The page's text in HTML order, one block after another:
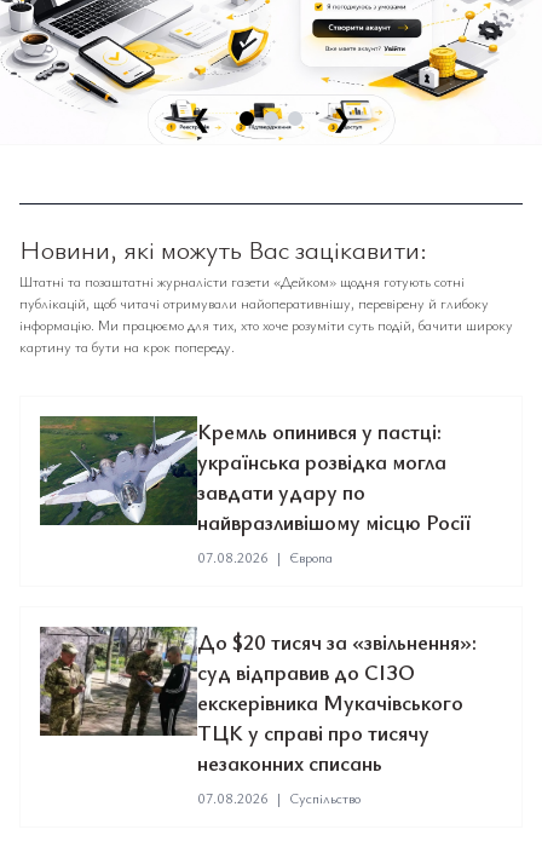
❮ ❯
Новини, які можуть Вас зацікавити:
Штатні та позаштатні журналісти газети «Дейком» щодня готують сотні
публікацій, щоб читачі отримували найоперативнішу, перевірену й глибоку
інформацію. Ми працюємо для тих, хто хоче розуміти суть подій, бачити широку
картину та бути на крок попереду.
Кремль опинився у пастці:
українська розвідка могла
завдати удару по
найвразливішому місцю Росії
07.08.2026 | Європа
До $20 тисяч за «звільнення»:
суд відправив до СІЗО
екскерівника Мукачівського
ТЦК у справі про тисячу
незаконних списань
07.08.2026 | Суспільство